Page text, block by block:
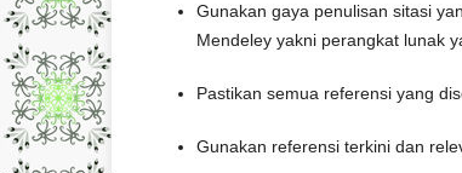
Gunakan gaya penulisan sitasi
Mendeley yakni perangkat lunak
Pastikan semua referensi yang
Gunakan referensi terkini dan